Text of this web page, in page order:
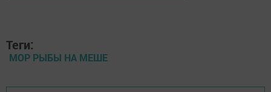
Теги:
МОР РЫБЫ НА МЕШЕ